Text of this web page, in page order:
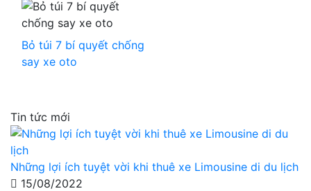
Bỏ túi 7 bí quyết chống
say xe oto
Tin tức mới
Những lợi ích tuyệt vời khi thuê xe Limousine di du lịch
15/08/2022